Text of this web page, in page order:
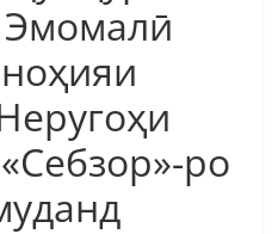
Эмомалӣ
ро